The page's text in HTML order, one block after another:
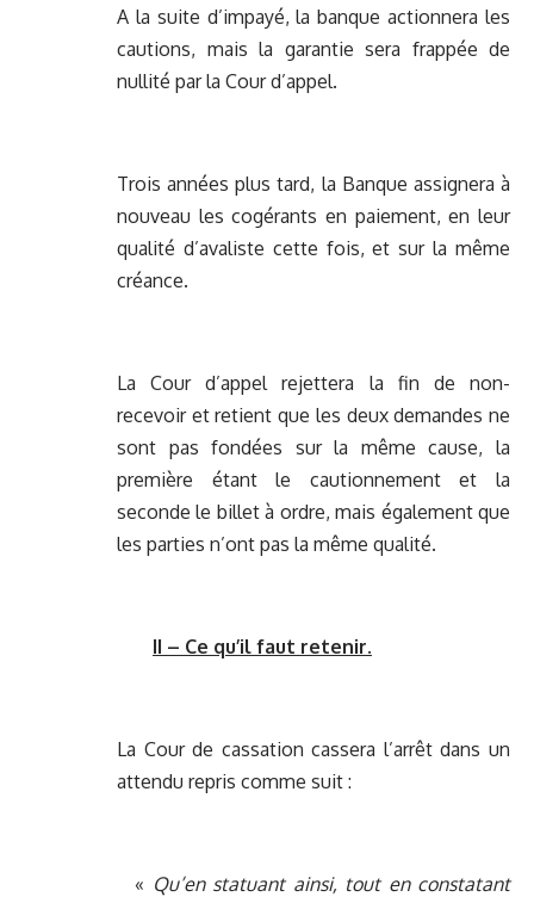
A la suite d’impayé, la banque actionnera les
cautions, mais la garantie sera frappée de
nullité par la Cour d’appel.
Trois années plus tard, la Banque assignera à
nouveau les cogérants en paiement, en leur
qualité d’avaliste cette fois, et sur la même
créance.
La Cour d’appel rejettera la fin de non-
recevoir et retient que les deux demandes ne
sont pas fondées sur la même cause, la
première étant le cautionnement et la
seconde le billet à ordre, mais également que
les parties n’ont pas la même qualité.
II – Ce qu’il faut retenir.
La Cour de cassation cassera l’arrêt dans un
attendu repris comme suit :
« Qu’en statuant ainsi, tout en constatant